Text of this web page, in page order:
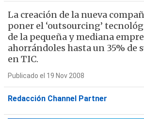
La creación de la nueva
poner el ‘outsourcing’
de la pequeña y mediana
ahorrándoles hasta un 35% de
en TIC.
Publicado el 19 Nov 2008
Redacción Channel Partner